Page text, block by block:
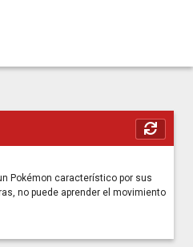
Pokémon característico por sus
no puede aprender el movimiento